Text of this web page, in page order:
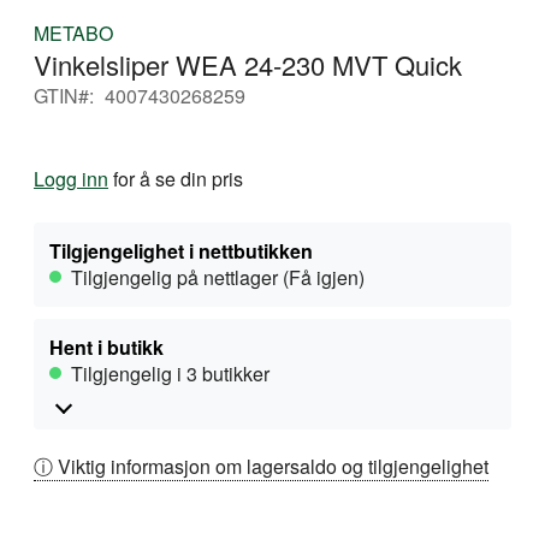
begynnelsen
METABO
Vinkelsliper WEA 24-230 MVT Quick
GTIN 4007430268259
Logg inn for å se din pris
Tilgjengelighet i nettbutikken
Tilgjengelig på nettlager (Få igjen)
Hent i butikk
Tilgjengelig i 3 butikker
ⓘ Viktig informasjon om lagersaldo og tilgjengelighet